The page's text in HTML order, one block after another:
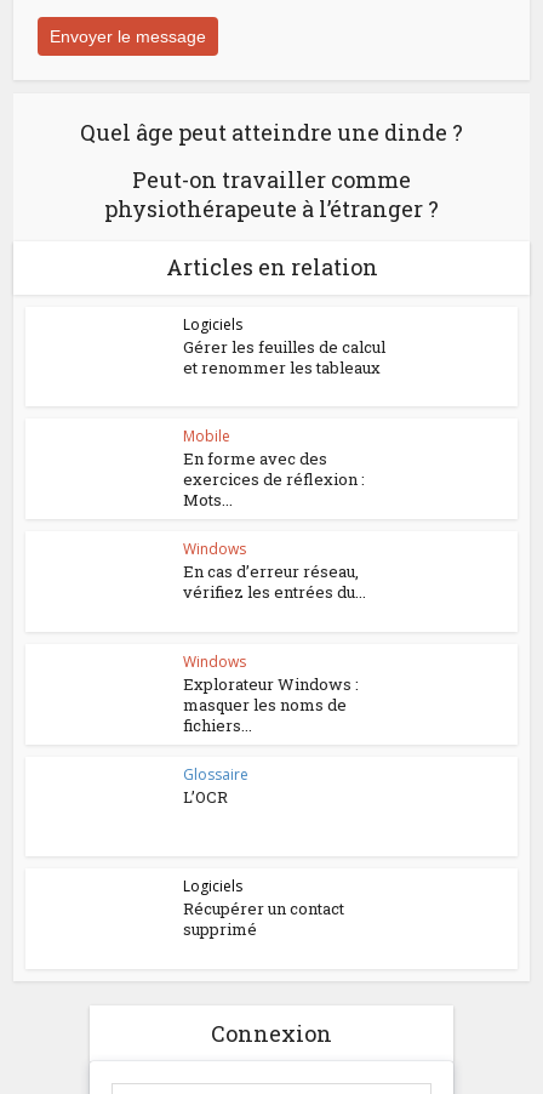
Quel âge peut atteindre une dinde ?
Peut-on travailler comme
physiothérapeute à l’étranger ?
Articles en relation
Logiciels
Gérer les feuilles de calcul
et renommer les tableaux
Mobile
En forme avec des
exercices de réflexion :
Mots...
Windows
En cas d’erreur réseau,
vérifiez les entrées du...
Windows
Explorateur Windows :
masquer les noms de
fichiers...
Glossaire
L’OCR
Logiciels
Récupérer un contact
supprimé
Connexion